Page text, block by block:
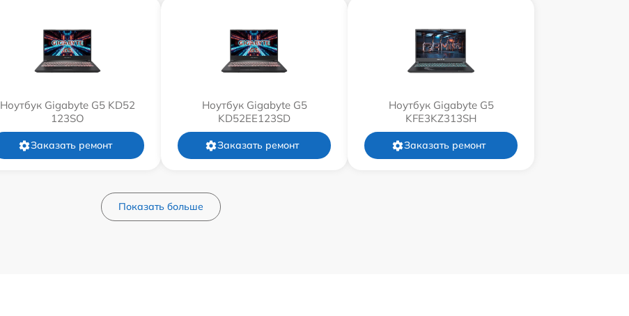
Ноутбук Gigabyte G5 KD52
123SO
Заказать ремонт
Ноутбук Gigabyte G5
KD52EE123SD
Заказать ремонт
Ноутбук Gigabyte G5
KFE3KZ313SH
Заказать ремонт
Показать больше